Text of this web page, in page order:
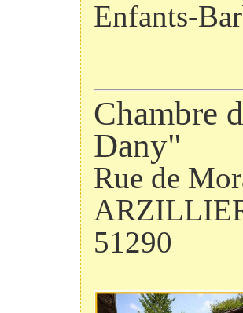
Enfants-
Chambre
Dany"
Rue de
51290